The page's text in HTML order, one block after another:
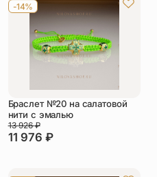
-14%
Браслет №20 на салатовой
нити с эмалью
11 976 ₽
13 926₽